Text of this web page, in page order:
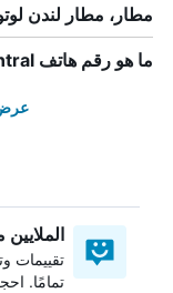
مطار، مطار لندن
ما هو رقم هاتف Travelodge Hatfield Central؟
عرض
تقييمات
تمامًا.